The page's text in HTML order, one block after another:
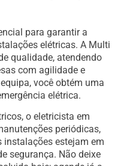
para garantir a
elétricas. A Multi
qualidade, atendendo
com agilidade e
você obtém uma
elétrica.
o eletricista em
periódicas,
instalações estejam em
segurança. Não deixe